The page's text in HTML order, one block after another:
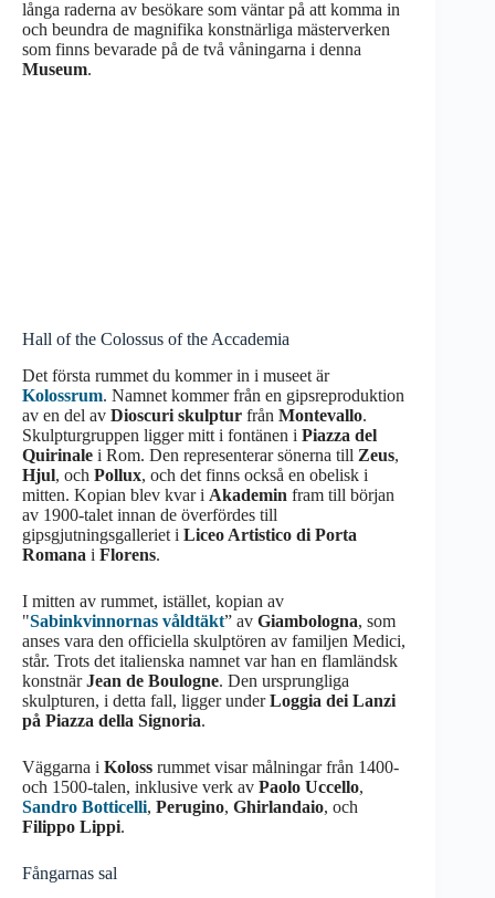
långa raderna av besökare som väntar på att komma in
och beundra de magnifika konstnärliga mästerverken
som finns bevarade på de två våningarna i denna
Museum.
Hall of the Colossus of the Accademia
Det första rummet du kommer in i museet är
Kolossrum. Namnet kommer från en gipsreproduktion
av en del av Dioscuri skulptur från Montevallo.
Skulpturgruppen ligger mitt i fontänen i Piazza del
Quirinale i Rom. Den representerar sönerna till Zeus,
Hjul, och Pollux, och det finns också en obelisk i
mitten. Kopian blev kvar i Akademin fram till början
av 1900-talet innan de överfördes till
gipsgjutningsgalleriet i Liceo Artistico di Porta
Romana i Florens.
I mitten av rummet, istället, kopian av
"Sabinkvinnornas våldtäkt” av Giambologna, som
anses vara den officiella skulptören av familjen Medici,
står. Trots det italienska namnet var han en flamländsk
konstnärJean de Boulogne. Den ursprungliga
skulpturen, i detta fall, ligger underLoggia dei Lanzi
på Piazza della Signoria.
Väggarna i Koloss rummet visar målningar från 1400-
och 1500-talen, inklusive verk av Paolo Uccello,
Sandro Botticelli, Perugino, Ghirlandaio, och
Filippo Lippi.
Fångarnas sal